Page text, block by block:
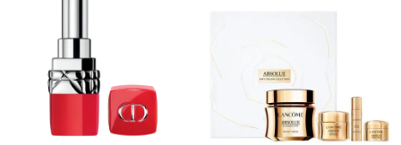
5、十五分之后就可以开锅吃了。